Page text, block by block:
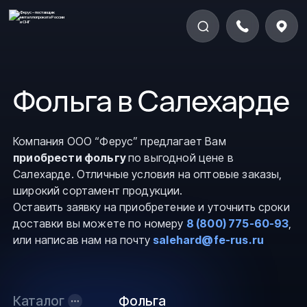
Фольга в Салехарде
Компания ООО “Ферус” предлагает Вам
приобрести фольгупо выгодной цене в
Салехарде. Отличные условия на оптовые заказы,
широкий сортамент продукции.
Оставить заявку на приобретение и уточнить сроки
доставки вы можете по номеру 8 (800) 775-60-93,
или написав нам на почту salehard@fe-rus.ru
Каталог Фольга